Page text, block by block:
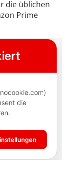
die üblichen
Prime